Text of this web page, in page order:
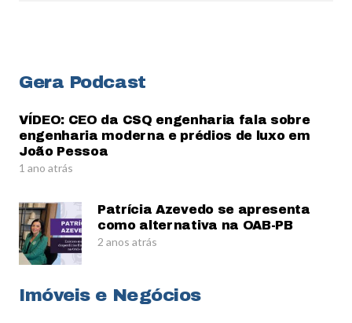
Gera Podcast
VÍDEO: CEO da CSQ engenharia fala sobre
engenharia moderna e prédios de luxo em
João Pessoa
1 ano atrás
Patrícia Azevedo se apresenta
como alternativa na OAB-PB
2 anos atrás
Imóveis e Negócios